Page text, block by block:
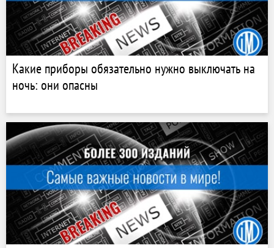
Какие приборы обязательно нужно выключать на
ночь: они опасны